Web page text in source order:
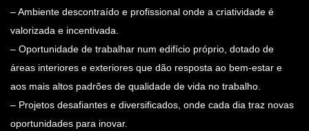
– Ambiente descontraído e profissional onde a criatividade é
valorizada e incentivada.
– Oportunidade de trabalhar num edifício próprio, dotado de
áreas interiores e exteriores que dão resposta ao bem-estar e
aos mais altos padrões de qualidade de vida no trabalho.
– Projetos desafiantes e diversificados, onde cada dia traz novas
oportunidades para inovar.